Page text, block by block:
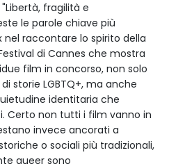
fragilità e
le parole chiave più
raccontare lo spirito della
di Cannes che mostra
film in concorso, non solo
storie LGBTQ+, ma anche
identitaria che
Certo non tutti i film vanno in
invece ancorati a
o sociali più tradizionali,
queer sono